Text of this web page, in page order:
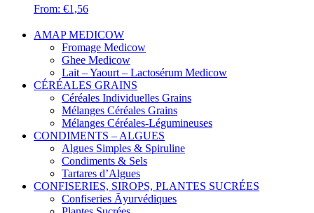
From: €1,56
AMAP MEDICOW
Fromage Medicow
Ghee Medicow
Lait – Yaourt – Lactosérum Medicow
CÉRÉALES GRAINS
Céréales Individuelles Grains
Mélanges Céréales Grains
Mélanges Céréales-Légumineuses
CONDIMENTS – ALGUES
Algues Simples & Spiruline
Condiments & Sels
Tartares d’Algues
CONFISERIES, SIROPS, PLANTES SUCRÉES
Confiseries Āyurvédiques